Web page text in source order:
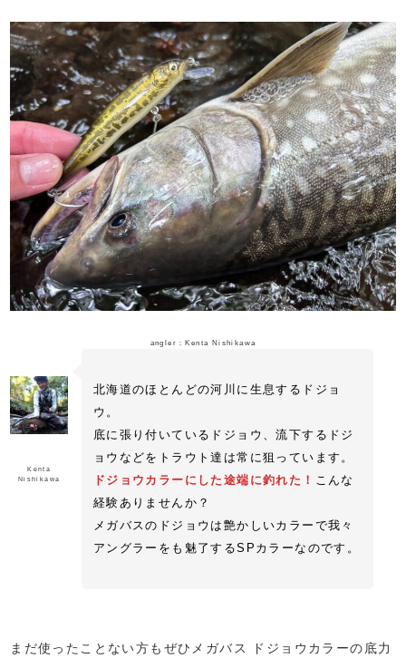
angler：Kenta Nishikawa
Kenta
Nishikawa
北海道のほとんどの河川に生息するドジョ
ウ。
底に張り付いているドジョウ、流下するドジ
ョウなどをトラウト達は常に狙っています。
ドジョウカラーにした途端に釣れた！
こんな
経験ありませんか？
メガバスのドジョウは艶かしいカラーで我々
アングラーをも魅了するSPカラーなのです。
まだ使ったことない方もぜひメガバス ドジョウカラーの底力